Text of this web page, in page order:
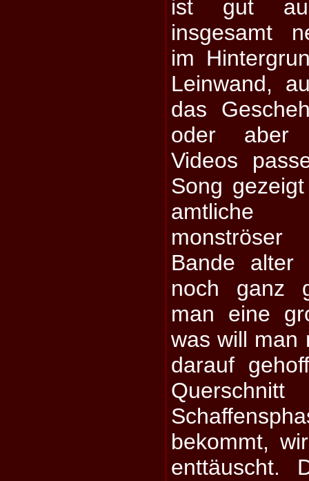
ist gut
insgesamt
im
Leinwand,
das
oder aber
Videos
Song
amtliche
Bande alter
noch ganz
man eine
was will man
darauf
bekommt,
enttäuscht.